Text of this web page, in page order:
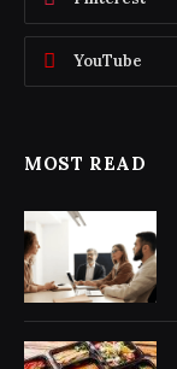
YouTube
MOST READ